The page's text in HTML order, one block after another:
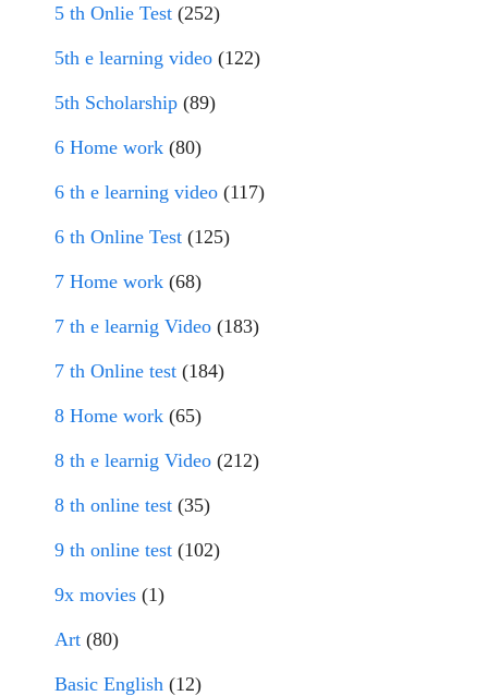
5 th Onlie Test (252)
5th e learning video (122)
5th Scholarship (89)
6 Home work (80)
6 th e learning video (117)
6 th Online Test (125)
7 Home work (68)
7 th e learnig Video (183)
7 th Online test (184)
8 Home work (65)
8 th e learnig Video (212)
8 th online test (35)
9 th online test (102)
9x movies (1)
Art (80)
Basic English (12)